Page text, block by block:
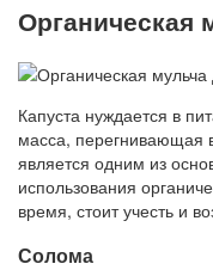
Органическая
Капуста нуждается в
масса, перегнивающая
является одним из
использования
время, стоит учесть и
Солома